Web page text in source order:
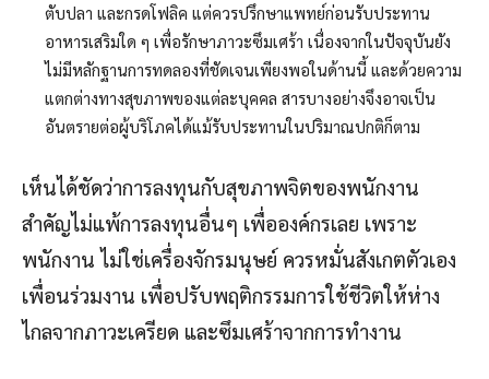
ตับปลา และกรดโฟลิค แต่ควรปรึกษาแพทย์ก่อนรับประทาน
อาหารเสริมใด ๆ เพื่อรักษาภาวะซึมเศร้า เนื่องจากในปัจจุบันยัง
ไม่มีหลักฐานการทดลองที่ชัดเจนเพียงพอในด้านนี้ และด้วยความ
แตกต่างทางสุขภาพของแต่ละบุคคล สารบางอย่างจึงอาจเป็น
อันตรายต่อผู้บริโภคได้แม้รับประทานในปริมาณปกติก็ตาม
เห็นได้ชัดว่าการลงทุนกับสุขภาพจิตของพนักงาน
สำคัญไม่แพ้การลงทุนอื่นๆ เพื่อองค์กรเลย เพราะ
พนักงาน ไม่ใช่เครื่องจักรมนุษย์ ควรหมั่นสังเกตตัวเอง
เพื่อนร่วมงาน เพื่อปรับพฤติกรรมการใช้ชีวิตให้ห่าง
ไกลจากภาวะเครียด และซึมเศร้าจากการทำงาน